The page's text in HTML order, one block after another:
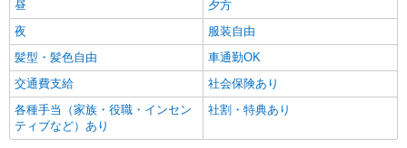
昼
夕方
夜
服装自由
髪型・髪色自由
車通勤OK
交通費支給
社会保険あり
各種手当（家族・役職・インセン
ティブなど）あり
社割・特典あり